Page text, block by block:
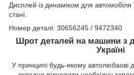
Дисплей із динаміком для автомобіля
стані.
Номер деталі: 30656245 / 9472340
Шрот деталей на машини з
Україні
У принципі будь-якому автолюбаові